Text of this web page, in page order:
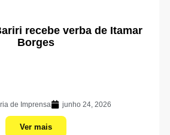
recebe verba de Itamar
Borges
de Imprensa junho 24, 2026
Ver mais